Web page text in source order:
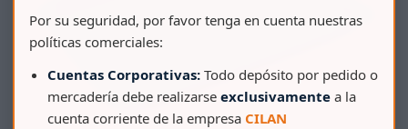
Por su seguridad, por favor tenga en cuenta nuestras
políticas comerciales:
Cuentas Corporativas: Todo depósito por pedido o
mercadería debe realizarse exclusivamente a la
cuenta corriente de la empresa CILAN